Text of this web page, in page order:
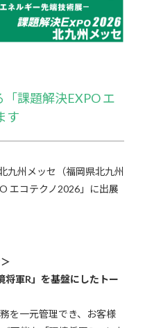
課題解決EXPO エ
す
九州メッセ（福岡県北九州
エコテクノ2026」に出展
将軍R」を基盤にしたトー
を一元管理でき、お客様